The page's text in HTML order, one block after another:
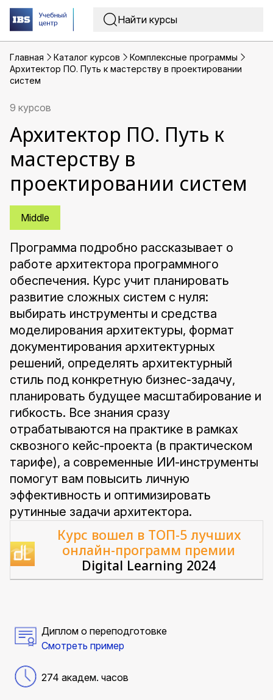
Главная Каталог курсов
Комплексные программы
Архитектор ПО. Путь к мастерству в проектировании
систем
9 курсов
Архитектор ПО. Путь к
мастерству в
проектировании систем
Middle
Программа подробно рассказывает о
работе архитектора программного
обеспечения. Курс учит планировать
развитие сложных систем с нуля:
выбирать инструменты и средства
моделирования архитектуры, формат
документирования архитектурных
решений, определять архитектурный
стиль под конкретную бизнес-задачу,
планировать будущее масштабирование и
гибкость. Все знания сразу
отрабатываются на практике в рамках
сквозного кейс-проекта (в практическом
тарифе), а современные ИИ-инструменты
помогут вам повысить личную
эффективность и оптимизировать
рутинные задачи архитектора.
Курс вошел в ТОП-5 лучших
онлайн-программ премии
Digital Learning 2024
Диплом о переподготовке
Смотреть пример
274 академ. часов